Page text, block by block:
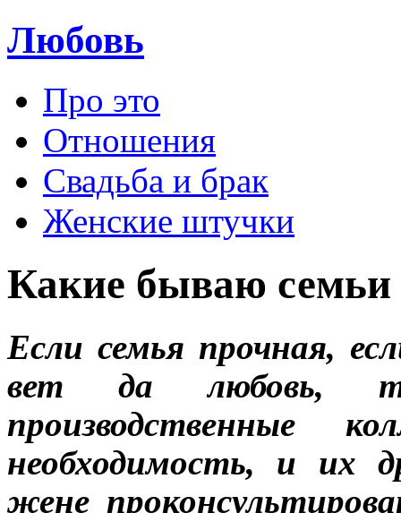
Любовь
Про это
Отношения
Свадьба и брак
Женские штучки
Какие бываю семьи
Если семья прочная,
вет да любовь,
производственные
необходимость, и их
жене